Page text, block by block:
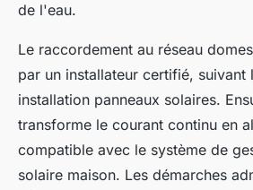
de l'eau.
Le raccordement au réseau
par un installateur certifié, suivant
installation panneaux solaires.
transforme le courant continu en
compatible avec le système de
solaire maison. Les démarches